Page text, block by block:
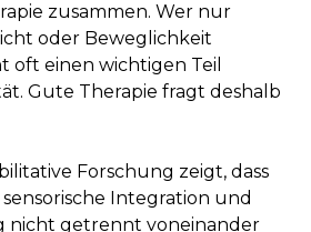
zusammen. Wer nur
oder Beweglichkeit
oft einen wichtigen Teil
Gute Therapie fragt deshalb
Forschung zeigt, dass
Integration und
nicht getrennt voneinander